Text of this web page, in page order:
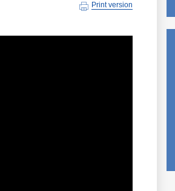
Print version